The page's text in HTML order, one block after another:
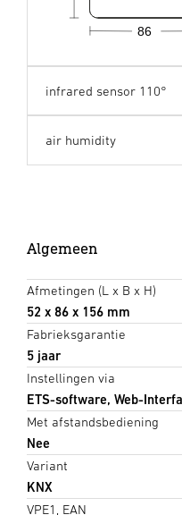
86
infrared sensor 110°
air humidity
Algemeen
Afmetingen (L x B x H)
52 x 86 x 156 mm
Fabrieksgarantie
5 jaar
Instellingen via
ETS-software, Web-Interface
Met afstandsbediening
Nee
Variant
KNX
VPE1, EAN